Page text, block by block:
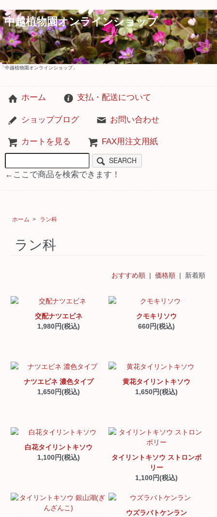
中越植物園オンラインショップ
「中越植物園オンラインショップ」
ホーム 支払・配送について
ショップブログ お問い合わせ
カートを見る FAX用注文用紙
SEARCH
←ここで商品を検索できます！
ホーム > ラン科
ラン科
おすすめ順| 価格順| 新着順
交配ナツエビネ
1,980円(税込)
クモキリソウ
660円(税込)
ナツエビネ 濃色タイプ
1,650円(税込)
黄花タイリントキソウ
1,650円(税込)
白花タイリントキソウ
1,100円(税込)
タイリントキソウ ストロンボ
リー
1,100円(税込)
ウズラバトケンラン